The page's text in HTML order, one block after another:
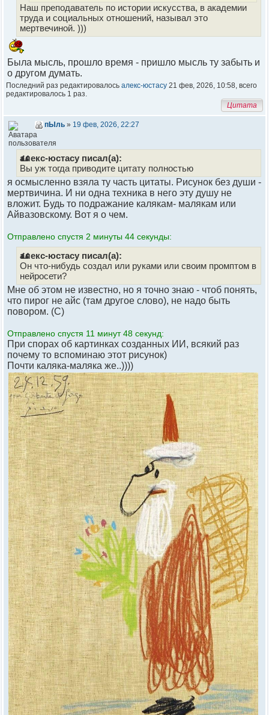
Наш преподаватель по истории искусства, в академии
труда и социальных отношений, называл это
мертвечиной. )))
Была мысль, прошло время - пришло мысль ту забыть и
о другом думать.
Последний раз редактировалось алекс-юстасу 21 фев, 2026, 10:58, всего
редактировалось 1 раз.
Цитата
пЫль » 19 фев, 2026, 22:27
алекс-юстасу писал(а):
Вы уж тогда приводите цитату полностью
я осмысленно взяла ту часть цитаты. Рисунок без души -
мертвичина. И ни одна техника в него эту душу не
вложит. Будь то подражание калякам- малякам или
Айвазовскому. Вот я о чем.
Отправлено спустя 2 минуты 44 секунды:
алекс-юстасу писал(а):
Он что-нибудь создал или руками или своим промптом в
нейросети?
Мне об этом не известно, но я точно знаю - чтоб понять,
что пирог не айс (там другое слово), не надо быть
повором. (С)
Отправлено спустя 11 минут 48 секунд:
При спорах об картинках созданных ИИ, всякий раз
почему то вспоминаю этот рисунок)
Почти каляка-маляка же..))))